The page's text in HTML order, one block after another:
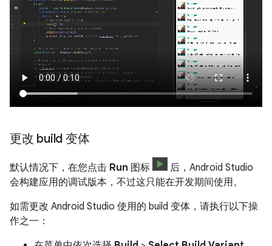
更改 build 变体
默认情况下，在您点击 Run 图标
后，Android Studio
会构建应用的调试版本，不过这只能在开发期间使用。
如需更改 Android Studio 使用的 build 变体，请执行以下操
作之一：